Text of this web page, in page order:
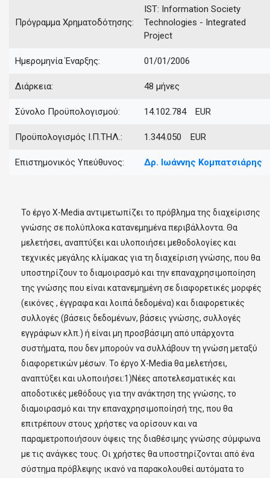
Πρόγραμμα Χρηματοδότησης:
IST: Information Society
Technologies - Integrated
Project
Ημερομηνία Έναρξης: 01/01/2006
Διάρκεια: 48 μήνες
Σύνολο Προϋπολογισμού: 14.102.784 EUR
Προϋπολογισμός Ι.Π.ΤΗΛ.: 1.344.050 EUR
Επιστημονικός Υπεύθυνος: Δρ. Ιωάννης Κομπατσιάρης
Το έργο X-Media αντιμετωπίζει το πρόβλημα της διαχείρισης
γνώσης σε πολύπλοκα κατανεμημένα περιβάλλοντα. Θα
μελετήσει, αναπτύξει και υλοποιήσει μεθοδολογίες και
τεχνικές μεγάλης κλίμακας για τη διαχείριση γνώσης, που θα
υποστηρίζουν το διαμοιρασμό και την επαναχρησιμοποίηση
της γνώσης που είναι κατανεμημένη σε διαφορετικές μορφές
(εικόνες , έγγραφα και λοιπά δεδομένα) και διαφορετικές
συλλογές (βάσεις δεδομένων, βάσεις γνώσης, συλλογές
εγγράφων κλπ.) ή είναι μη προσβάσιμη από υπάρχοντα
συστήματα, που δεν μπορούν να συλλάβουν τη γνώση μεταξύ
διαφορετικών μέσων. Το έργο X-Media θα μελετήσει,
αναπτύξει και υλοποιήσει:1)Νέες αποτελεσματικές και
αποδοτικές μεθόδους για την ανάκτηση της γνώσης, το
διαμοιρασμό και την επαναχρησιμοποίησή της, που θα
επιτρέπουν στους χρήστες να ορίσουν και να
παραμετροποιήσουν όψεις της διαθέσιμης γνώσης σύμφωνα
με τις ανάγκες τους. Οι χρήστες θα υποστηρίζονται από ένα
σύστημα πρόβλεψης ικανό να παρακολουθεί αυτόματα το